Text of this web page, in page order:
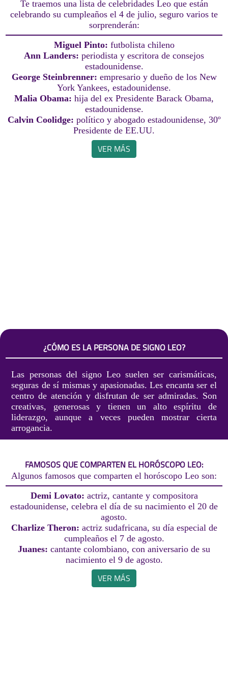
Te traemos una lista de celebridades Leo que están
celebrando su cumpleaños el 4 de julio, seguro varios te
sorprenderán:
Miguel Pinto: futbolista chileno
Ann Landers: periodista y escritora de consejos
estadounidense.
George Steinbrenner: empresario y dueño de los New
York Yankees, estadounidense.
Malia Obama: hija del ex Presidente Barack Obama,
estadounidense.
Calvin Coolidge: político y abogado estadounidense, 30º
Presidente de EE.UU.
VER MÁS
¿CÓMO ES LA PERSONA DE SIGNO LEO?
Las personas del signo Leo suelen ser carismáticas,
seguras de sí mismas y apasionadas. Les encanta ser el
centro de atención y disfrutan de ser admiradas. Son
creativas, generosas y tienen un alto espíritu de
liderazgo, aunque a veces pueden mostrar cierta
arrogancia.
FAMOSOS QUE COMPARTEN EL HORÓSCOPO LEO:
Algunos famosos que comparten el horóscopo Leo son:
Demi Lovato: actriz, cantante y compositora
estadounidense, celebra el día de su nacimiento el 20 de
agosto.
Charlize Theron: actriz sudafricana, su día especial de
cumpleaños el 7 de agosto.
Juanes: cantante colombiano, con aniversario de su
nacimiento el 9 de agosto.
VER MÁS